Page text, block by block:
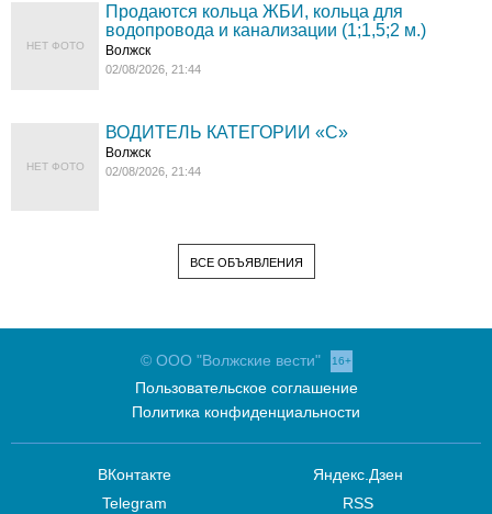
НЕТ ФОТО
Продаются кольца ЖБИ, кольца для
водопровода и канализации (1;1,5;2 м.)
Волжск
02/08/2026, 21:44
НЕТ ФОТО
ВОДИТЕЛЬ КАТЕГОРИИ «C»
Волжск
02/08/2026, 21:44
ВСЕ ОБЪЯВЛЕНИЯ
© ООО "Волжские вести" 16+
Пользовательское соглашение
Политика конфиденциальности
ВКонтакте
Telegram
Яндекс.Дзен
RSS